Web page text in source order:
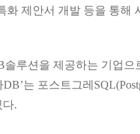
화 제안서 개발 등을 통해
션을 제공하는 기업으
는 포스트그레
다.